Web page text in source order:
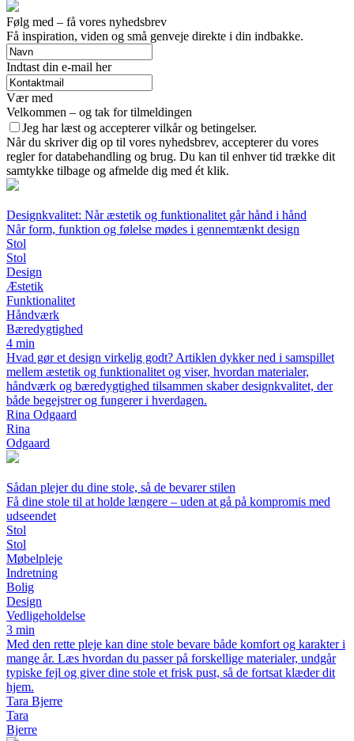
Følg med – få vores nyhedsbrev
Få inspiration, viden og små genveje direkte i din indbakke.
Indtast din e-mail her
Vær med
Velkommen – og tak for tilmeldingen
Jeg har læst og accepterer vilkår og betingelser.
Når du skriver dig op til vores nyhedsbrev, accepterer du vores
regler for databehandling og brug. Du kan til enhver tid trække dit
samtykke tilbage og afmelde dig med ét klik.
Designkvalitet: Når æstetik og funktionalitet går hånd i hånd
Når form, funktion og følelse mødes i gennemtænkt design
Stol
Stol
Design
Æstetik
Funktionalitet
Håndværk
Bæredygtighed
4 min
Hvad gør et design virkelig godt? Artiklen dykker ned i samspillet
mellem æstetik og funktionalitet og viser, hvordan materialer,
håndværk og bæredygtighed tilsammen skaber designkvalitet, der
både begejstrer og fungerer i hverdagen.
Rina Odgaard
Rina
Odgaard
Sådan plejer du dine stole, så de bevarer stilen
Få dine stole til at holde længere – uden at gå på kompromis med
udseendet
Stol
Stol
Møbelpleje
Indretning
Bolig
Design
Vedligeholdelse
3 min
Med den rette pleje kan dine stole bevare både komfort og karakter i
mange år. Læs hvordan du passer på forskellige materialer, undgår
typiske fejl og giver dine stole et frisk pust, så de fortsat klæder dit
hjem.
Tara Bjerre
Tara
Bjerre